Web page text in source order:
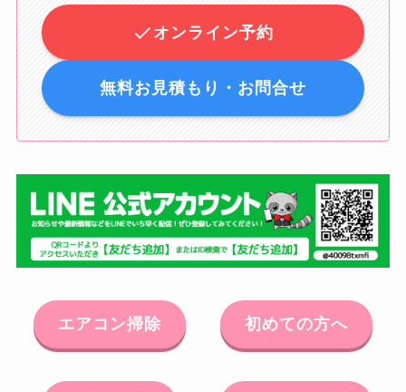
オンライン予約
無料お見積もり・お問合せ
エアコン掃除 初めての方へ